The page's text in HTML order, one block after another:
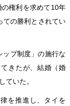
権利を求めて10年
ての勝利とされてい
ップ制度」の施行な
きたが、結婚（婚
ていた。
を推進し、タイを